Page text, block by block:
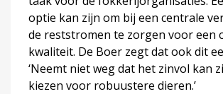
optie kan zijn om bij een centrale
de reststromen te zorgen voor een
kwaliteit. De Boer zegt dat ook dit
‘Neemt niet weg dat het zinvol kan
kiezen voor robuustere dieren.’